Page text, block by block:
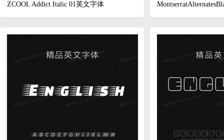
ZCOOL Addict Italic 01英文字体